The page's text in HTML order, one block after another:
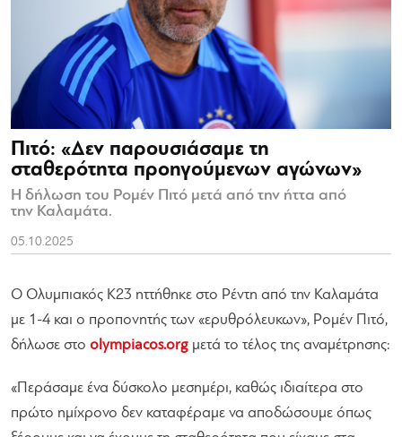
Πιτό: «Δεν παρουσιάσαμε τη
σταθερότητα προηγούμενων αγώνων»
Η δήλωση του Ρομέν Πιτό μετά από την ήττα από
την Καλαμάτα.
05.10.2025
Ο Ολυμπιακός Κ23 ηττήθηκε στο Ρέντη από την Καλαμάτα
με 1-4 και ο προπονητής των «ερυθρόλευκων», Ρομέν Πιτό,
δήλωσε στο olympiacos.org μετά το τέλος της αναμέτρησης:
«Περάσαμε ένα δύσκολο μεσημέρι, καθώς ιδιαίτερα στο
πρώτο ημίχρονο δεν καταφέραμε να αποδώσουμε όπως